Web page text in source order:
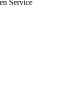
Service